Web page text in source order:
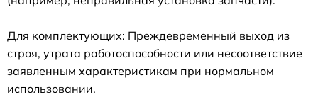
Для комплектующих: Преждевременный выход из
строя, утрата работоспособности или несоответствие
заявленным характеристикам при нормальном
использовании.